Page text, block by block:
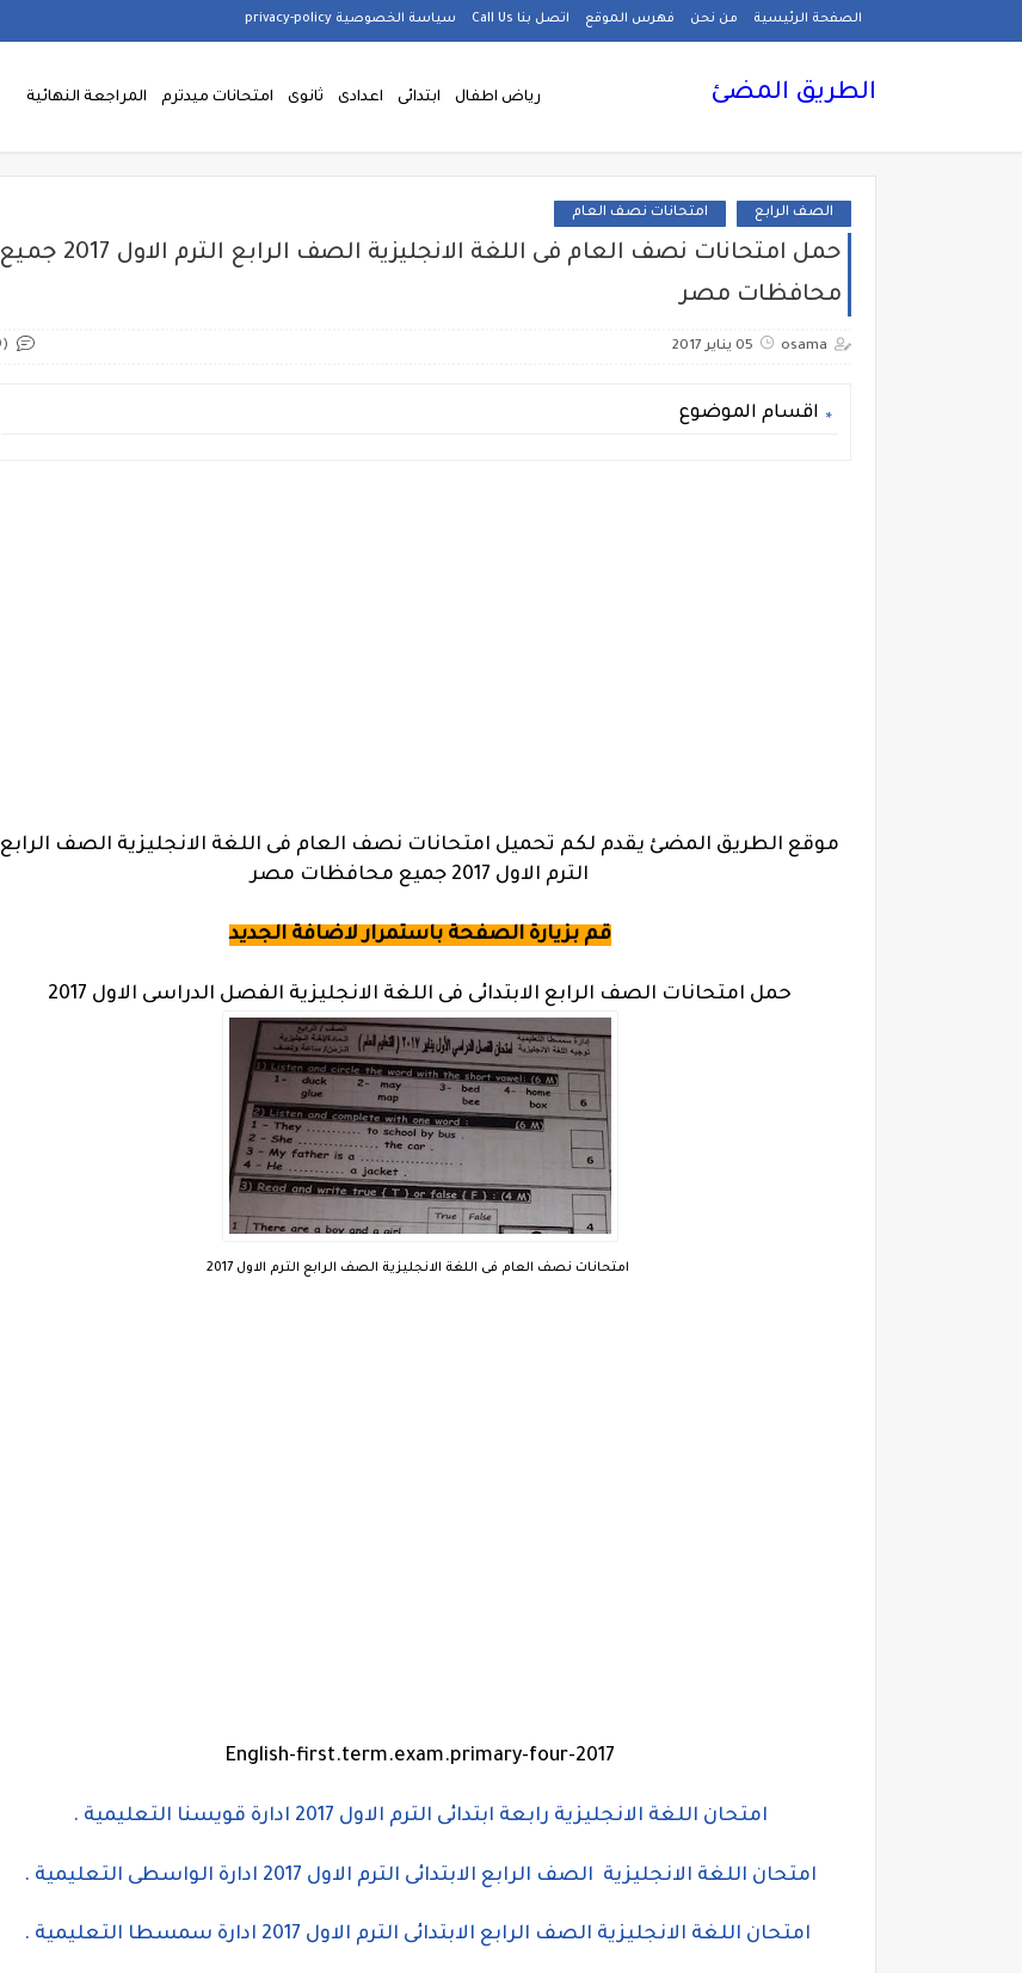
الصفحة الرئيسية من نحن فهرس الموقع اتصل بنا Call Us سياسة الخصوصية privacy-policy
الطريق المضئ رياض اطفال ابتدائى اعدادى ثانوى امتحانات ميدترم المراجعة النهائية
الصف الرابع امتحانات نصف العام
حمل امتحانات نصف العام فى اللغة الانجليزية الصف الرابع الترم الاول 2017 جميع
محافظات مصر
osama 05 يناير 2017 (0)
اقسام الموضوع
موقع الطريق المضئ يقدم لكم تحميل امتحانات نصف العام فى اللغة الانجليزية الصف الرابع
الترم الاول 2017 جميع محافظات مصر
قم بزيارة الصفحة باستمرار لاضافة الجديد
حمل امتحانات الصف الرابع الابتدائى فى اللغة الانجليزية الفصل الدراسى الاول 2017
امتحانات نصف العام فى اللغة الانجليزية الصف الرابع الترم الاول 2017
English-first.term.exam.primary-four-2017
امتحان اللغة الانجليزية رابعة ابتدائى الترم الاول 2017 ادارة قويسنا التعليمية .
امتحان اللغة الانجليزية الصف الرابع الابتدائى الترم الاول 2017 ادارة الواسطى التعليمية .
امتحان اللغة الانجليزية الصف الرابع الابتدائى الترم الاول 2017 ادارة سمسطا التعليمية .